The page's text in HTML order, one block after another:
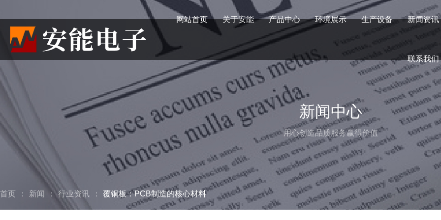
网站首页 关于安能 产品中心 环境展示 生产设备 新闻资讯
联系我们
新闻中心
用心创造品质服务赢得价值
首页 ： 新闻 ：行业资讯 ： 覆铜板：PCB制造的核心材料